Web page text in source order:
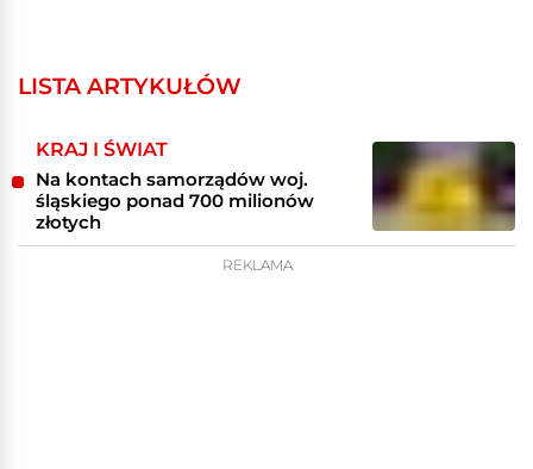
LISTA ARTYKUŁÓW
KRAJ I ŚWIAT
Na kontach samorządów woj.
śląskiego ponad 700 milionów
złotych
REKLAMA